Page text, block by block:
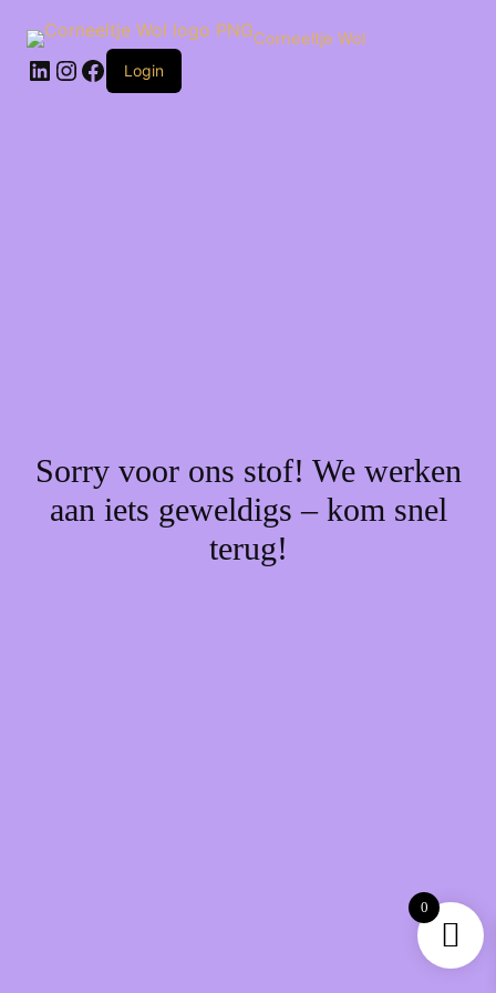
naar
inhoud
Corneeltje Wol
LinkedIn
Instagram
Facebook
Login
Sorry voor ons stof! We werken
aan iets geweldigs – kom snel
terug!
0